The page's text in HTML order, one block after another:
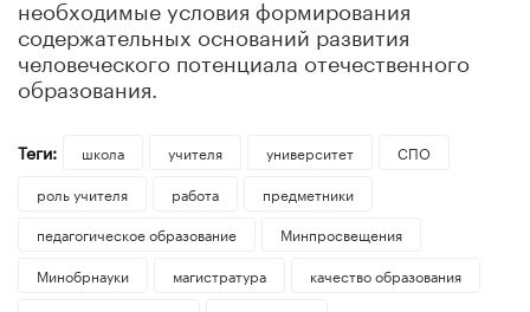
необходимые условия формирования
содержательных оснований развития
человеческого потенциала отечественного
образования.
Теги: школа учителя университет
СПО
роль учителя
работа
предметники
педагогическое образование
Минпросвещения
Минобрнауки
магистратура
качество образования